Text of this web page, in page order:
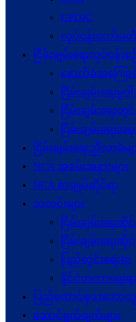
UPDJC
လုပ်ငန်းကော်မတီ
ငြိမ်းချမ်းရေးလုပ်ငန်းစ
နောက်ခံအကြော
ငြိမ်းချမ်းရေးမူဝ
ငြိမ်းချမ်းရေး
ငြိမ်းချမ်းရေး
ငြိမ်းချမ်းရေးညီလာခံမျ
NCA အခမ်းအနားများ
NCA စာချုပ်ဆိုင်ရာ
သတင်းများ
ငြိမ်းချမ်းရေး
ငြိမ်းချမ်းရေး
ပြည်တွင်းရေးရာ
နိုင်ငံတကာရေးရာ
ပြည်ထောင်စုသဘောတူ
ဆောင်ရွက်ချက်များ